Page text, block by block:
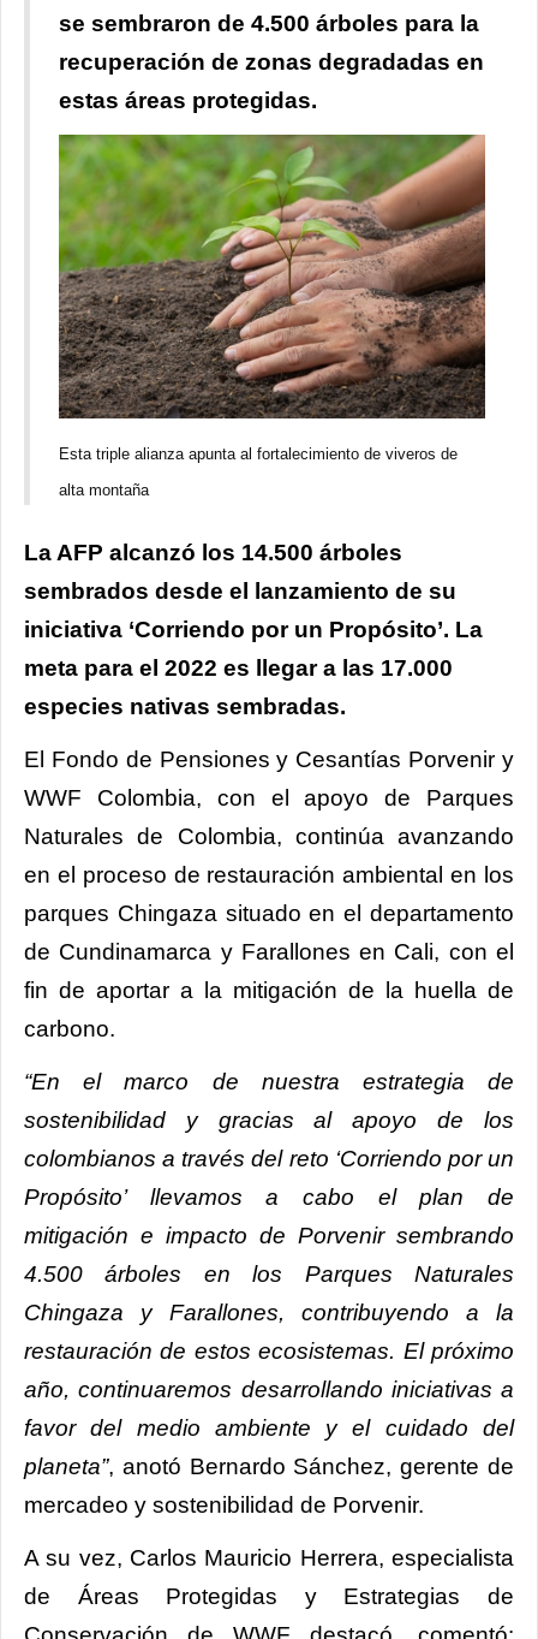
se sembraron de 4.500 árboles para la
recuperación de zonas degradadas en
estas áreas protegidas.
Esta triple alianza apunta al fortalecimiento de viveros de
alta montaña
La AFP alcanzó los 14.500 árboles
sembrados desde el lanzamiento de su
iniciativa ‘Corriendo por un Propósito’. La
meta para el 2022 es llegar a las 17.000
especies nativas sembradas.
El Fondo de Pensiones y Cesantías Porvenir y
WWF Colombia, con el apoyo de Parques
Naturales de Colombia, continúa avanzando
en el proceso de restauración ambiental en los
parques Chingaza situado en el departamento
de Cundinamarca y Farallones en Cali, con el
fin de aportar a la mitigación de la huella de
carbono.
“En el marco de nuestra estrategia de
sostenibilidad y gracias al apoyo de los
colombianos a través del reto ‘Corriendo por un
Propósito’ llevamos a cabo el plan de
mitigación e impacto de Porvenir sembrando
4.500 árboles en los Parques Naturales
Chingaza y Farallones, contribuyendo a la
restauración de estos ecosistemas. El próximo
año, continuaremos desarrollando iniciativas a
favor del medio ambiente y el cuidado del
planeta”, anotó Bernardo Sánchez, gerente de
mercadeo y sostenibilidad de Porvenir.
A su vez, Carlos Mauricio Herrera, especialista
de Áreas Protegidas y Estrategias de